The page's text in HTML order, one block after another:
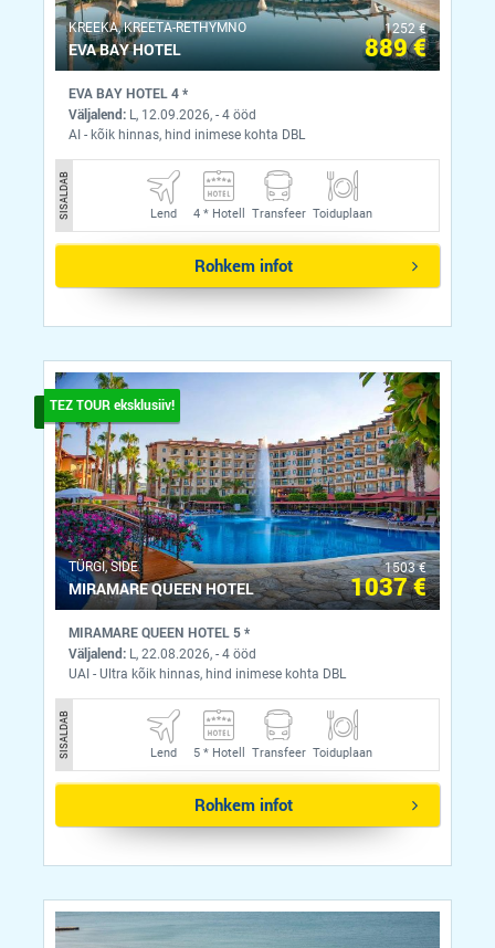
KREEKA, KREETA-RETHYMNO
EVA BAY HOTEL
1252 €
889 €
EVA BAY HOTEL 4 *
Väljalend: L, 12.09.2026, - 4 ööd
AI - kõik hinnas, hind inimese kohta DBL
SISALDAB Lend 4 *Hotell Transfeer Toiduplaan
Rohkem infot
TEZ TOUR eksklusiiv!
ТÜRGI, SIDE
MIRAMARE QUEEN HOTEL
1503 €
1037 €
MIRAMARE QUEEN HOTEL 5 *
Väljalend: L, 22.08.2026, - 4 ööd
UAI - Ultra kõik hinnas, hind inimese kohta DBL
SISALDAB Lend 5 *Hotell Transfeer Toiduplaan
Rohkem infot